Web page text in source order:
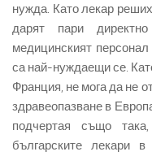
нужда. Като лекар
дарят пари
медицинският
са най-нуждаещи се.
Франция, не мога да не
здравеопазване в
подчертая също
българските лекари